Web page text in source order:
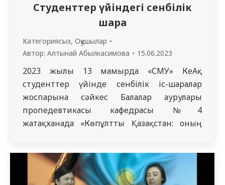
Студенттер үйіндегі сенбілік
шара
Категориясыз, Оқушылар
Автор: Алтынай Абылкасимова 15.06.2023
2023 жылы 13 мамырда «СМУ» КеАқ
студенттер үйінде сенбілік іс-шаралар
жоспарына сәйкес Балалар аурулары
пропедевтикасы кафедрасы №4
жатақханада «Көпұлтты Қазақстан: оның
викторинасын өткізді. Бұл іс-шараға
жатақханада тұратын барлық курс